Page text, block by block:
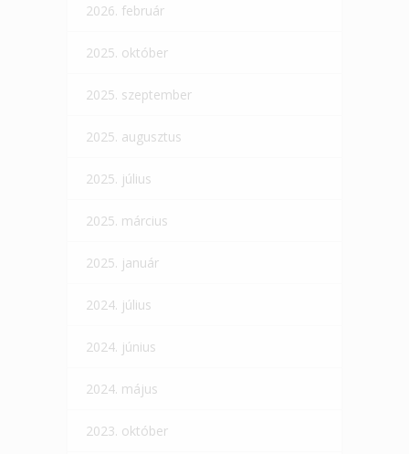
2026. február
2025. október
2025. szeptember
2025. augusztus
2025. július
2025. március
2025. január
2024. július
2024. június
2024. május
2023. október